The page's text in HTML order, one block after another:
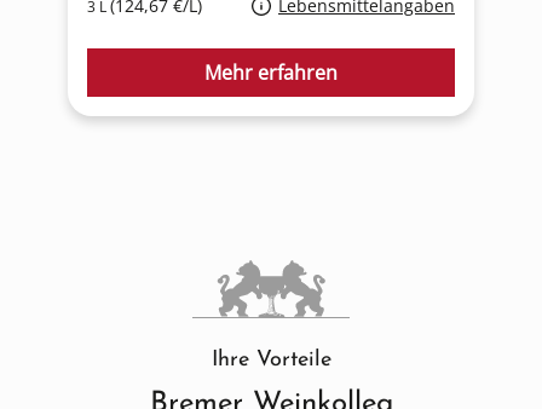
3 L(124,67 €/L) Lebensmittelangaben
Mehr erfahren
Ihre Vorteile